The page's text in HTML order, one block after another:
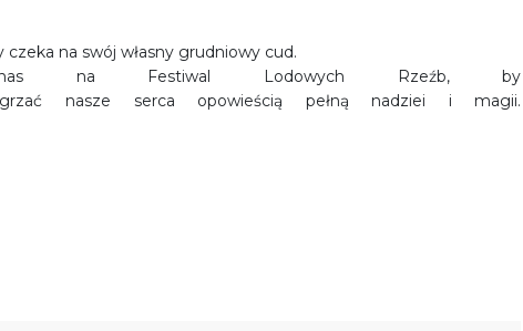
na swój własny grudniowy cud.
nas na Festiwal Lodowych Rzeźb, by
nasze serca opowieścią pełną nadziei i magii.